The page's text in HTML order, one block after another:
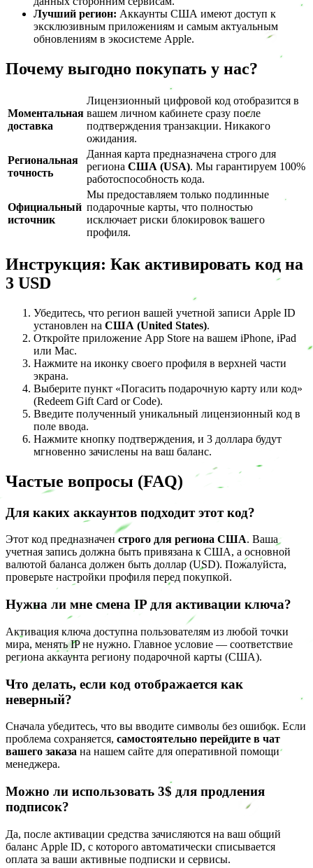
Лучший регион: Аккаунты США имеют доступ к
эксклюзивным приложениям и самым актуальным
обновлениям в экосистеме Apple.
Почему выгодно покупать у нас?
Моментальная
доставка
Лицензионный цифровой код отобразится в
вашем личном кабинете сразу после
подтверждения транзакции. Никакого
ожидания.
Региональная
точность
Данная карта предназначена строго для
региона США (USA). Мы гарантируем 100%
работоспособность кода.
Официальный
источник
Мы предоставляем только подлинные
подарочные карты, что полностью
исключает риски блокировок вашего
профиля.
Инструкция: Как активировать код на
3 USD
Убедитесь, что регион вашей учетной записи Apple ID
установлен на США (United States).
Откройте приложение App Store на вашем iPhone, iPad
или Mac.
Нажмите на иконку своего профиля в верхней части
экрана.
Выберите пункт «Погасить подарочную карту или код»
(Redeem Gift Card or Code).
Введите полученный уникальный лицензионный код в
поле ввода.
Нажмите кнопку подтверждения, и 3 доллара будут
мгновенно зачислены на ваш баланс.
Частые вопросы (FAQ)
Для каких аккаунтов подходит этот код?
Этот код предназначен строго для региона США. Ваша
учетная запись должна быть привязана к США, а основной
валютой баланса должен быть доллар (USD). Пожалуйста,
проверьте настройки профиля перед покупкой.
Нужна ли мне смена IP для активации ключа?
Активация ключа доступна пользователям из любой точки
мира, менять IP не нужно. Главное условие — соответствие
региона аккаунта региону подарочной карты (США).
Что делать, если код отображается как
неверный?
Сначала убедитесь, что вы вводите символы без ошибок. Если
проблема сохраняется, самостоятельно перейдите в чат
вашего заказа на нашем сайте для оперативной помощи
менеджера.
Можно ли использовать 3$ для продления
подписок?
Да, после активации средства зачисляются на ваш общий
баланс Apple ID, с которого автоматически списывается
оплата за ваши активные подписки и сервисы.